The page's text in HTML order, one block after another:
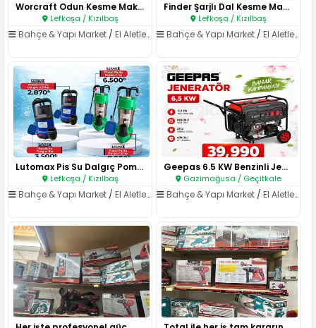
Worcraft Odun Kesme Makineleri..
Lefkoşa / Kızılbaş
Bahçe & Yapı Market / El Aletleri & Elektrikli Aletler
Finder Şarjlı Dal Kesme Makine..
Lefkoşa / Kızılbaş
Bahçe & Yapı Market /El Aletleri & Elektrikli Aletler
Lutomax Pis Su Dalgıç Pompalar..
Lefkoşa / Kızılbaş
Bahçe & Yapı Market / El Aletleri & Elektrikli Aletler
Geepas 6.5 KW Benzinli Jenerat..
Gazimağusa / Geçitkale
Bahçe & Yapı Market /El Aletleri & Elektrikli Aletler